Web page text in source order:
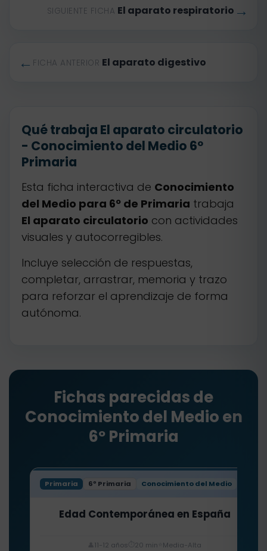
← FICHA ANTERIOR El aparato digestivo
SIGUIENTE FICHA El aparato respiratorio →
Qué trabaja El aparato circulatorio
- Conocimiento del Medio 6º
Primaria
Esta ficha interactiva de Conocimiento
del Medio para 6º de Primaria trabaja
El aparato circulatorio con actividades
visuales y autocorregibles.
Incluye selección de respuestas,
completar, arrastrar, memoria y trazo
para reforzar el aprendizaje de forma
autónoma.
Fichas parecidas de
Conocimiento del Medio en
6º Primaria
Primaria 6º Primaria Conocimiento del Medio
Edad Contemporánea en España
11-12 años 20 min Media-Alta